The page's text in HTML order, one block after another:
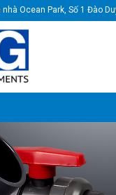
nhà Ocean Park, Số 1 Đào